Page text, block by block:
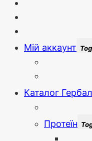
Мій аккаунт
Каталог
Протеїн